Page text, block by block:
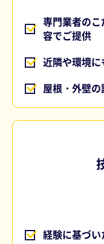
専門業者の
容でご提供
近隣や環境
屋根・外壁
経験に基づ